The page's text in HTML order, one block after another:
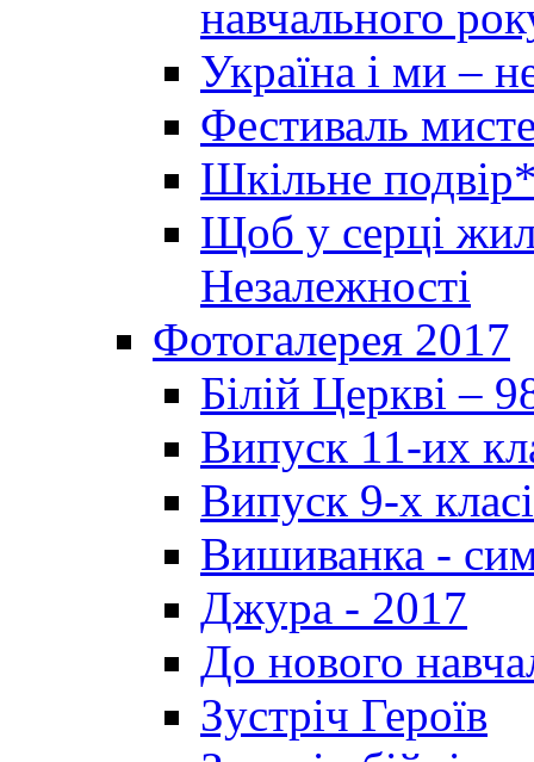
навчального
Україна і ми –
Фестиваль
Шкільне
Щоб у серці
Незалежності
Фотогалерея 2017
Білій Церкві –
Випуск 11-их
Випуск 9-х
Вишиванка -
Джура - 2017
До нового
Зустріч Героїв